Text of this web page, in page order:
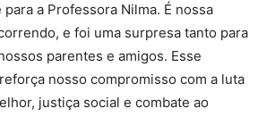
a Professora Nilma. É nossa
e foi uma surpresa tanto para
parentes e amigos. Esse
nosso compromisso com a luta
justiça social e combate ao